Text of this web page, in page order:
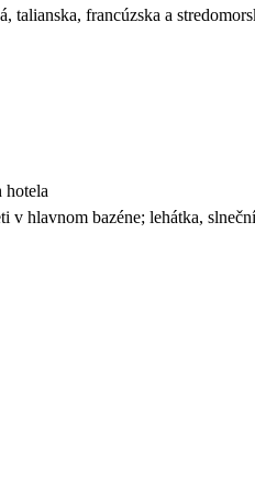
talianska, francúzska a
hotela
v hlavnom bazéne; lehátka,